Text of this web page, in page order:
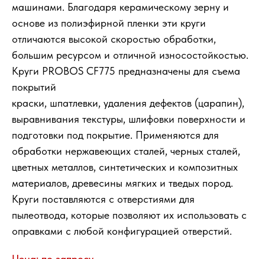
машинами. Благодаря керамическому зерну и
основе из полиэфирной пленки эти круги
отличаются высокой скоростью обработки,
большим ресурсом и отличной износостойкостью.
Круги PROBOS CF775 предназначены для съема
покрытий
краски, шпатлевки, удаления дефектов (царапин),
выравнивания текстуры, шлифовки поверхности и
подготовки под покрытие. Применяются для
обработки нержавеющих сталей, черных сталей,
цветных металлов, синтетических и композитных
материалов, древесины мягких и тведых пород.
Круги поставляются с отверстиями для
пылеотвода, которые позволяют их использовать с
оправками с любой конфигурацией отверстий.